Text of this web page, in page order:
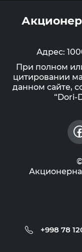
Адрес:
При полном
цитировании
данном сайте,
“Dori-
+998 78